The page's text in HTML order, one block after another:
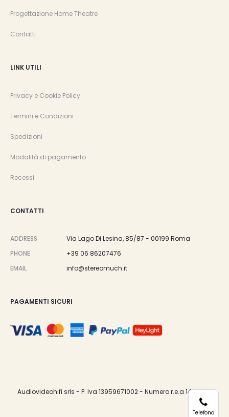
Progettazione Home Theatre
Contatti
LINK UTILI
Privacy e Cookie Policy
Termini e Condizioni
Spedizioni
Modalità di pagamento
Recessi
CONTATTI
ADDRESS
Via Lago Di Lesina, 85/87 - 00199 Roma
PHONE
+39 06 86207476
EMAIL
info@stereomuch.it
PAGAMENTI SICURI
Audiovideohifi srls - P. Iva 13959671002 - Numero r.e.a 1487033.
Telefono